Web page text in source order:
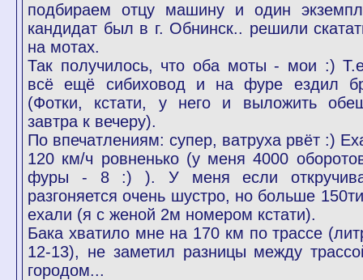
подбираем отцу машину и один
кандидат был в г. Обнинск.. решили
на мотах.
Так получилось, что оба моты - мои :)
всё ещё сибиховод и на фуре ездил
(Фотки, кстати, у него и выложить
завтра к вечеру).
По впечатлениям: супер, ватруха рвёт :)
120 км/ч ровненько (у меня 4000
фуры - 8 :) ). У меня если
разгоняется очень шустро, но больше
ехали (я с женой 2м номером кстати).
Бака хватило мне на 170 км по трассе
12-13), не заметил разницы между
городом...